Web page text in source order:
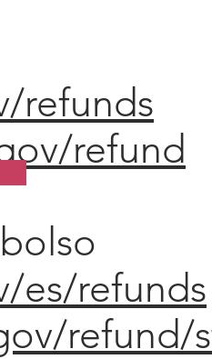
refunds
refund
es/refunds
refund/